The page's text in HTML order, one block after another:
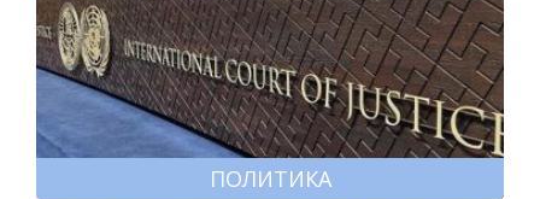
ПОЛИТИКА